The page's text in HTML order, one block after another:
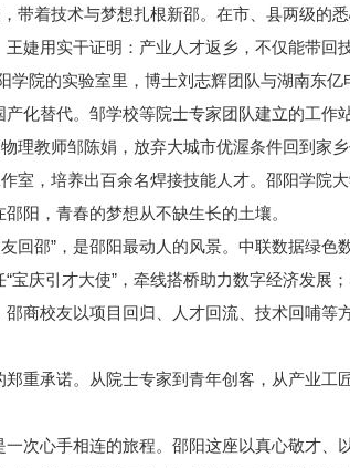
着技术与梦想扎根新邵。在市、县两级的
婕用实干证明：产业人才返乡，不仅能带回
院的实验室里，博士刘志辉团队与湖南东
化替代。邹学校等院士专家团队建立的工作
教师邹陈娟，放弃大城市优渥条件回到家
室，培养出百余名焊接技能人才。邵阳学院
阳，青春的梦想从不缺生长的土壤。
邵”，是邵阳最动人的风景。中联数据绿色
庆引才大使”，牵线搭桥助力数字经济发展
商校友以项目回归、人才回流、技术回哺
承诺。从院士专家到青年创客，从产业工
心手相连的旅程。邵阳这座以真心敬才、